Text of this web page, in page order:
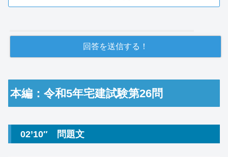
本編：令和5年宅建試験第26問
02’10″ 問題文